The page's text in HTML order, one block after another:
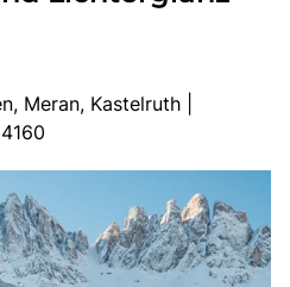
Meran, Kastelruth |